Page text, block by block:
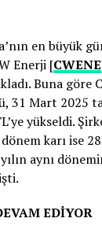
en büyük
Enerji [CWENE
Buna göre
31 Mart 2025
yükseldi.
karı ise
aynı
EDİYOR